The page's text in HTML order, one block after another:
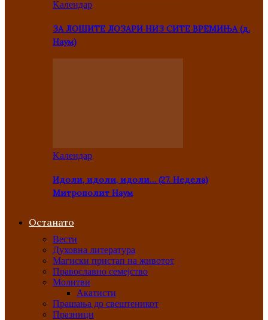
Kалендар
ЗА ЛОШИТЕ ЛОЗАРИ НИЗ СИТЕ ВРЕМИЊА (д.
Наум)
Kалендар
Идоли, идоли, идоли… (27. Недела)
Митрополит Наум
Останато
Вести
Духовна литература
Магиски пристап на животот
Православно семејство
Молитви
Акатисти
Прашања до свештеникот
Празници